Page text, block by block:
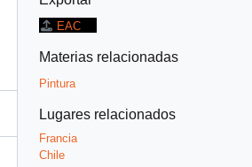
EAC
Materias relacionadas
Pintura
Lugares relacionados
Francia
Chile